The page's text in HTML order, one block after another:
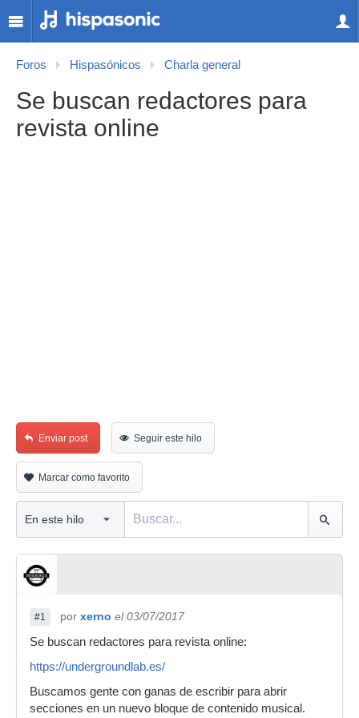
Foros Hispasónicos Charla general
Se buscan redactores para
revista online
Enviar post Seguir este hilo
Marcar como favorito
#1 por xerno el 03/07/2017
Se buscan redactores para revista online:
https://undergroundlab.es/
Buscamos gente con ganas de escribir para abrir
secciones en un nuevo bloque de contenido musical.